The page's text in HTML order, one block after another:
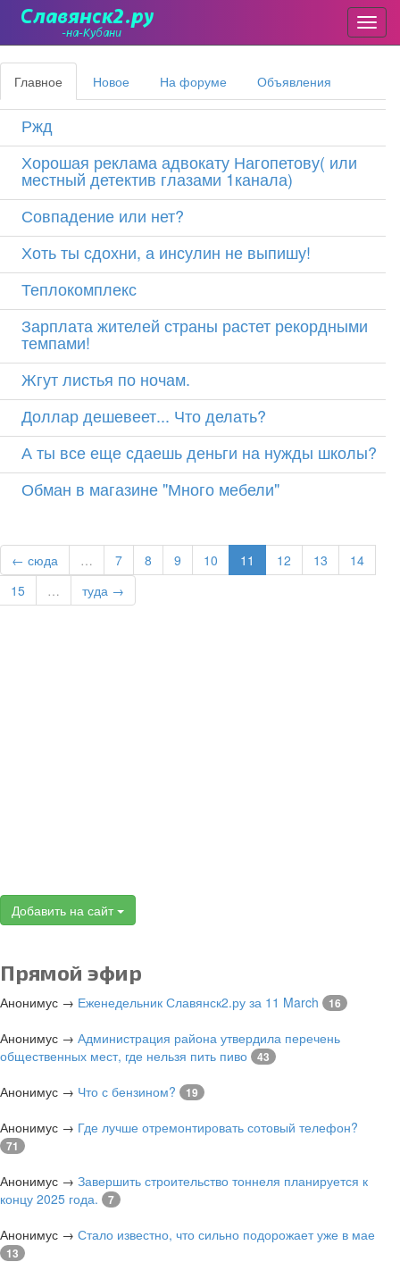
основному
содержанию
Главные
вкладки
Главное (активная
вкладка)
Новое На форуме Объявления
Ржд
Хорошая реклама адвокату Нагопетову( или
местный детектив глазами 1канала)
Совпадение или нет?
Хоть ты сдохни, а инсулин не выпишу!
Теплокомплекс
Зарплата жителей страны растет рекордными
темпами!
Жгут листья по ночам.
Доллар дешевеет... Что делать?
А ты все еще сдаешь деньги на нужды школы?
Обман в магазине "Много мебели"
← сюда … 7 8 9 10 11 12 13
14
15
… туда →
Добавить на сайт
Прямой эфир
Анонимус → Еженедельник Славянск2.ру за 11 March 16
Анонимус → Администрация района утвердила перечень
общественных мест, где нельзя пить пиво
43
Анонимус → Что с бензином? 19
Анонимус → Где лучше отремонтировать сотовый телефон?
71
Анонимус → Завершить строительство тоннеля планируется к
концу 2025 года.
7
Анонимус → Стало известно, что сильно подорожает уже в мае
13